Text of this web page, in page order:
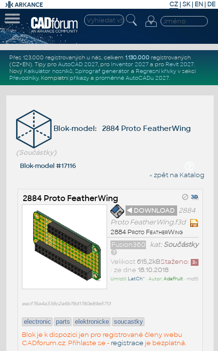
CZ | SK| EN | DE
Přes 123.000 registrovaných u nás, celkem 1.130.000registrovaných
(CZ+EN). Tipy pro AutoCAD 2027, pro Inventor 2027a pro Revit 2027.
Nový Kalkulátor nosníků, Spirograf generátor a Regresní křivkyv sekci
Převodníky. Kompletní příkazya proměnné AutoCADu 2027.
Blok-model: 2884 Proto FeatherWing
(Součástky)
Blok-model #17116
« zpět na Katalog
2884 Proto FeatherWing
◄ DOWNLOAD 2884
Proto FeatherWing.f3d
2884 Proto FeatherWing
kat:Součástky
Fusion360
Staženo: 3x
Velikost 615,2kB
• ze dne 18.10.2018
Umístil: LatCh^ • Autor:AdaFruit• md5:
eacf76a4a338c2a6b78d1780e89e5713
electronic parts elektronicke soucastky
Blok je k dispozici jen pro registrované členy webu
CADforum.cz. Přihlaste se - registrace je bezplatná.